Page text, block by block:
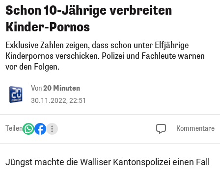
Schon 10-Jährige verbreiten
Kinder-Pornos
Exklusive Zahlen zeigen, dass schon unter Elfjährige
Kinderpornos verschicken. Polizei und Fachleute warnen
vor den Folgen.
Von20 Minuten
30.11.2022, 22:51
Teilen Kommentare
Jüngst machte die Walliser Kantonspolizei einen Fall